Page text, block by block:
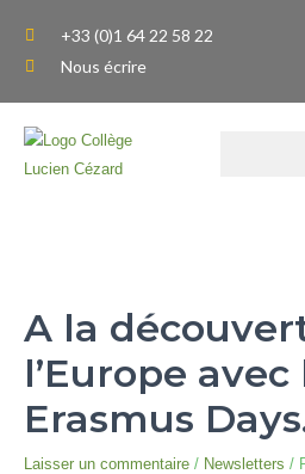
contenu
+33 (0)1 64 22 58 22
Nous écrire
A la
l’Europe avec
Erasmus
Laisser un commentaire / Newsletters /